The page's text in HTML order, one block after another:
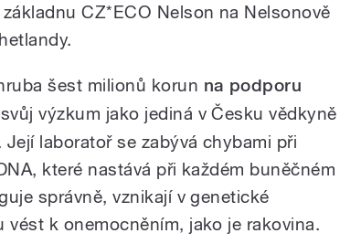
CZ*ECO Nelson na Nelsonově
šest milionů korun na podporu
výzkum jako jediná v Česku vědkyně
laboratoř se zabývá chybami při
které nastává při každém buněčném
správně, vznikají v genetické
k onemocněním, jako je rakovina.